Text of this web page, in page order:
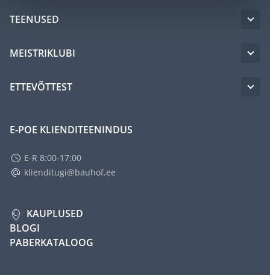
TEENUSED
MEISTRIKLUBI
ETTEVÕTTEST
E-POE KLIENDITEENINDUS
E-R 8:00-17:00
klienditugi@bauhof.ee
KAUPLUSED
BLOGI
PABERKATALOOG